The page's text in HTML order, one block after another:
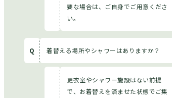
要な場合は、ご自身でご用意くださ
い。
着替える場所やシャワーはありますか？
更衣室やシャワー施設はない前提
で、お着替えを済ませた状態でご集